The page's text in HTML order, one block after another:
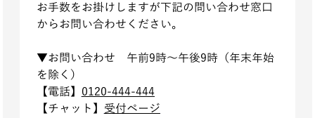
お手数をお掛けしますが下記の問い合わせ窓口
からお問い合わせください。
▼お問い合わせ 午前9時～午後9時（年末年始
を除く）
【電話】 0120-444-444
【チ ャット】 受付ページ